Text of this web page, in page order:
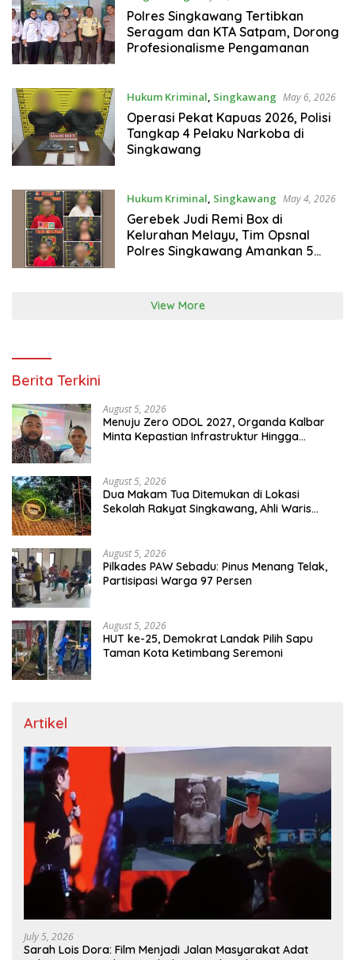
Polres Singkawang Tertibkan
Seragam dan KTA Satpam, Dorong
Profesionalisme Pengamanan
Hukum Kriminal, Singkawang May 6, 2026
Operasi Pekat Kapuas 2026, Polisi
Tangkap 4 Pelaku Narkoba di
Singkawang
Hukum Kriminal, Singkawang May 4, 2026
Gerebek Judi Remi Box di
Kelurahan Melayu, Tim Opsnal
Polres Singkawang Amankan 5
View More
Berita Terkini
August 5, 2026
Menuju Zero ODOL 2027, Organda Kalbar
Minta Kepastian Infrastruktur Hingga
August 5, 2026
Dua Makam Tua Ditemukan di Lokasi
Sekolah Rakyat Singkawang, Ahli Waris
August 5, 2026
Pilkades PAW Sebadu: Pinus Menang Telak,
Partisipasi Warga 97 Persen
August 5, 2026
HUT ke-25, Demokrat Landak Pilih Sapu
Taman Kota Ketimbang Seremoni
Artikel
July 5, 2026
Sarah Lois Dora: Film Menjadi Jalan Masyarakat Adat